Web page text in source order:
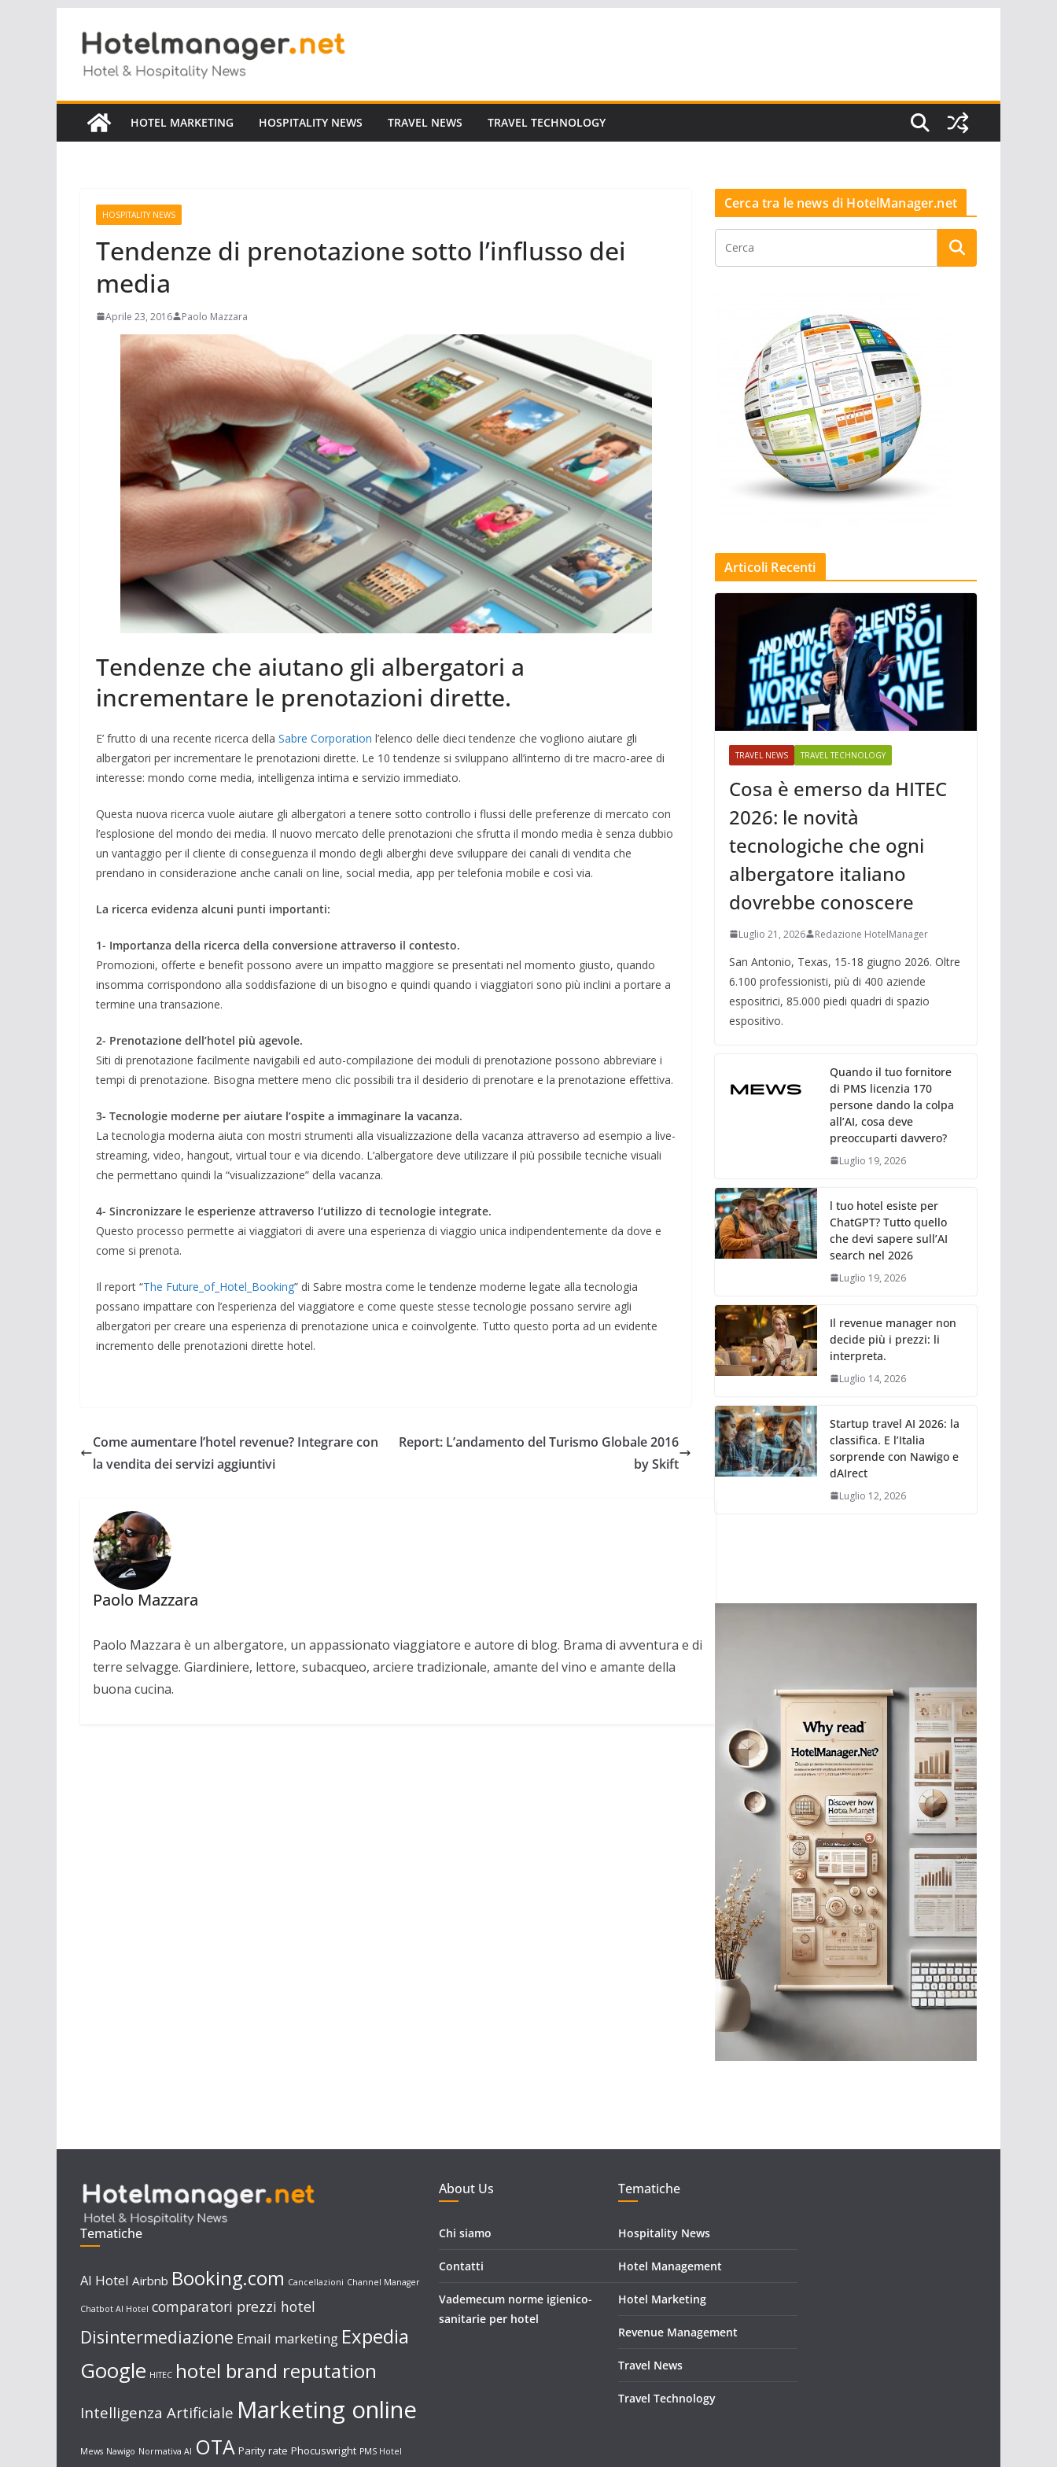
contenuto
HOTEL MARKETING HOSPITALITY NEWS TRAVEL NEWS TRAVEL TECHNOLOGY
HOSPITALITY NEWS
Tendenze di prenotazione sotto l’influsso dei
media
Aprile 23, 2016 Paolo Mazzara
Tendenze che aiutano gli albergatori a
incrementare le prenotazioni dirette.
E’ frutto di una recente ricerca della Sabre Corporation l’elenco delle dieci tendenze che vogliono aiutare gli
albergatori per incrementare le prenotazioni dirette. Le 10 tendenze si sviluppano all’interno di tre macro-aree di
interesse: mondo come media, intelligenza intima e servizio immediato.
Questa nuova ricerca vuole aiutare gli albergatori a tenere sotto controllo i flussi delle preferenze di mercato con
l’esplosione del mondo dei media. Il nuovo mercato delle prenotazioni che sfrutta il mondo media è senza dubbio
un vantaggio per il cliente di conseguenza il mondo degli alberghi deve sviluppare dei canali di vendita che
prendano in considerazione anche canali on line, social media, app per telefonia mobile e così via.
La ricerca evidenza alcuni punti importanti:
1- Importanza della ricerca della conversione attraverso il contesto.
Promozioni, offerte e benefit possono avere un impatto maggiore se presentati nel momento giusto, quando
insomma corrispondono alla soddisfazione di un bisogno e quindi quando i viaggiatori sono più inclini a portare a
termine una transazione.
2- Prenotazione dell’hotel più agevole.
Siti di prenotazione facilmente navigabili ed auto-compilazione dei moduli di prenotazione possono abbreviare i
tempi di prenotazione. Bisogna mettere meno clic possibili tra il desiderio di prenotare e la prenotazione effettiva.
3- Tecnologie moderne per aiutare l’ospite a immaginare la vacanza.
La tecnologia moderna aiuta con mostri strumenti alla visualizzazione della vacanza attraverso ad esempio a live-
streaming, video, hangout, virtual tour e via dicendo. L’albergatore deve utilizzare il più possibile tecniche visuali
che permettano quindi la “visualizzazione” della vacanza.
4- Sincronizzare le esperienze attraverso l’utilizzo di tecnologie integrate.
Questo processo permette ai viaggiatori di avere una esperienza di viaggio unica indipendentemente da dove e
come si prenota.
Il report “The Future_of_Hotel_Booking” di Sabre mostra come le tendenze moderne legate alla tecnologia
possano impattare con l’esperienza del viaggiatore e come queste stesse tecnologie possano servire agli
albergatori per creare una esperienza di prenotazione unica e coinvolgente. Tutto questo porta ad un evidente
incremento delle prenotazioni dirette hotel.
Come aumentare l’hotel revenue? Integrare con
la vendita dei servizi aggiuntivi
Report: L’andamento del Turismo Globale 2016
by Skift
Paolo Mazzara
Paolo Mazzara è un albergatore, un appassionato viaggiatore e autore di blog. Brama di avventura e di
terre selvagge. Giardiniere, lettore, subacqueo, arciere tradizionale, amante del vino e amante della
buona cucina.
Cerca tra le news di HotelManager.net
Articoli Recenti
TRAVEL NEWS TRAVEL TECHNOLOGY
Cosa è emerso da HITEC
2026: le novità
tecnologiche che ogni
albergatore italiano
dovrebbe conoscere
Luglio 21, 2026 Redazione HotelManager
San Antonio, Texas, 15-18 giugno 2026. Oltre
6.100 professionisti, più di 400 aziende
espositrici, 85.000 piedi quadri di spazio
espositivo.
Quando il tuo fornitore
di PMS licenzia 170
persone dando la colpa
all’AI, cosa deve
preoccuparti davvero?
Luglio 19, 2026
l tuo hotel esiste per
ChatGPT? Tutto quello
che devi sapere sull’AI
search nel 2026
Luglio 19, 2026
Il revenue manager non
decide più i prezzi: li
interpreta.
Luglio 14, 2026
Startup travel AI 2026: la
classifica. E l’Italia
sorprende con Nawigo e
dAIrect
Luglio 12, 2026
Tematiche
AI Hotel Airbnb Booking.com Cancellazioni Channel Manager
Chatbot AI Hotel comparatori prezzi hotel
Disintermediazione Email marketing Expedia
Google HITEC hotel brand reputation
Intelligenza Artificiale Marketing online
Mews Nawigo Normativa AI OTA Parity rate Phocuswright PMS Hotel
About Us
Chi siamo
Contatti
Vademecum norme igienico-
sanitarie per hotel
Tematiche
Hospitality News
Hotel Management
Hotel Marketing
Revenue Management
Travel News
Travel Technology